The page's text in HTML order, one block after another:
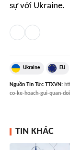
sự với Ukraine.
Ukraine EU
Nguồn Tin Tức TTXVN:
co-ke-hoach-gui-quan-
TIN KHÁC